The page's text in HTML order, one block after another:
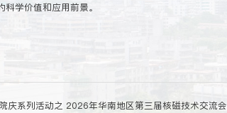
学价值和应用前景。
庆系列活动之 2026年华南地区第三届核磁技术交流会